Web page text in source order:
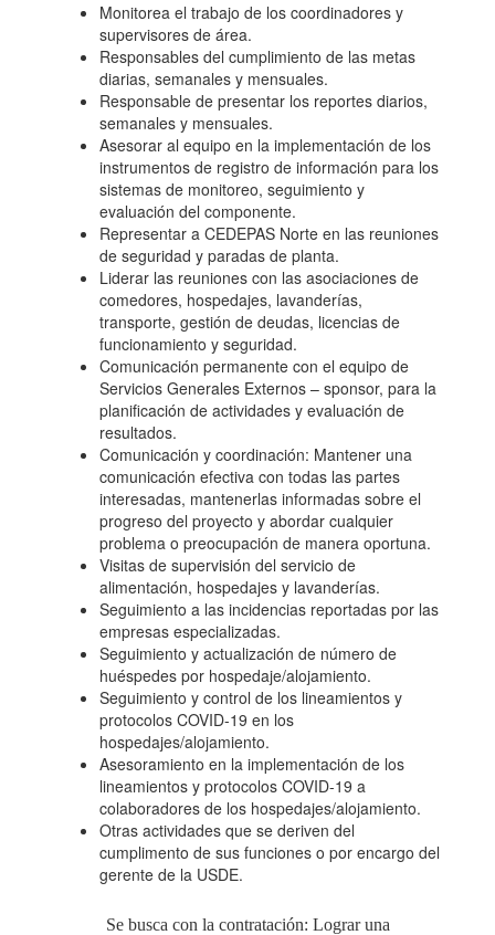
Monitorea el trabajo de los coordinadores y
supervisores de área.
Responsables del cumplimiento de las metas
diarias, semanales y mensuales.
Responsable de presentar los reportes diarios,
semanales y mensuales.
Asesorar al equipo en la implementación de los
instrumentos de registro de información para los
sistemas de monitoreo, seguimiento y
evaluación del componente.
Representar a CEDEPAS Norte en las reuniones
de seguridad y paradas de planta.
Liderar las reuniones con las asociaciones de
comedores, hospedajes, lavanderías,
transporte, gestión de deudas, licencias de
funcionamiento y seguridad.
Comunicación permanente con el equipo de
Servicios Generales Externos – sponsor, para la
planificación de actividades y evaluación de
resultados.
Comunicación y coordinación: Mantener una
comunicación efectiva con todas las partes
interesadas, mantenerlas informadas sobre el
progreso del proyecto y abordar cualquier
problema o preocupación de manera oportuna.
Visitas de supervisión del servicio de
alimentación, hospedajes y lavanderías.
Seguimiento a las incidencias reportadas por las
empresas especializadas.
Seguimiento y actualización de número de
huéspedes por hospedaje/alojamiento.
Seguimiento y control de los lineamientos y
protocolos COVID-19 en los
hospedajes/alojamiento.
Asesoramiento en la implementación de los
lineamientos y protocolos COVID-19 a
colaboradores de los hospedajes/alojamiento.
Otras actividades que se deriven del
cumplimento de sus funciones o por encargo del
gerente de la USDE.
Se busca con la contratación: Lograr una